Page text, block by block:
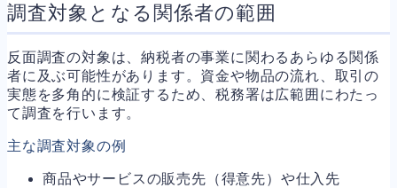
調査対象となる関係者の範囲
反面調査の対象は、納税者の事業に関わるあらゆる関係
者に及ぶ可能性があります。資金や物品の流れ、取引の
実態を多角的に検証するため、税務署は広範囲にわたっ
て調査を行います。
主な調査対象の例
商品やサービスの販売先（得意先）や仕入先